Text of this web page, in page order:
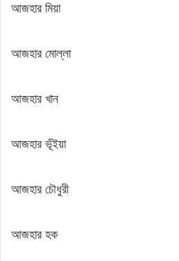
আজহার মিয়া
আজহার মোল্লা
আজহার খান
আজহার ভূঁইয়া
আজহার চৌধুরী
আজহার হক